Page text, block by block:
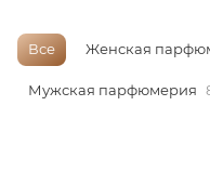
Все Женская
Мужская парфюмерия